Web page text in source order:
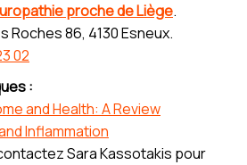
proche de Liège.
Roches 86, 4130 Esneux.
02
:
and Health: A Review
Inflammation
Sara Kassotakis pour